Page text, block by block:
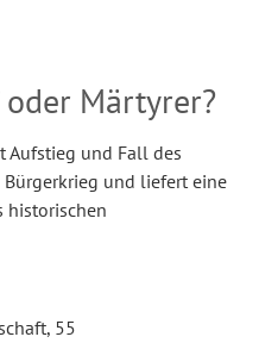
oder Märtyrer?
Aufstieg und Fall des
und liefert eine
historischen
55